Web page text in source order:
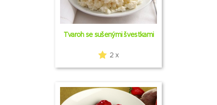
Tvaroh se sušenými švestkami
2 x